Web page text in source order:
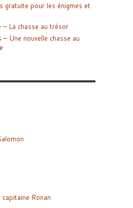
gratuite pour les énigmes et
– La chasse au trésor
– Une nouvelle chasse au
Ronan